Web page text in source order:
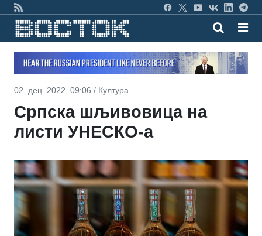
02. дец. 2022, 09:06 / Култура
Српска шљивовица на
листи УНЕСКО-а